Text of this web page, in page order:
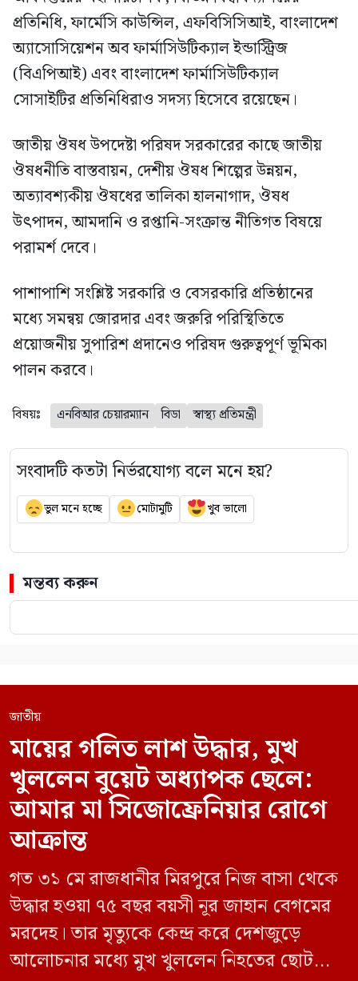
প্রতিনিধি, ফার্মেসি কাউন্সিল, এফবিসিসিআই, বাংলাদেশ
অ্যাসোসিয়েশন অব ফার্মাসিউটিক্যাল ইন্ডাস্ট্রিজ
(বিএপিআই) এবং বাংলাদেশ ফার্মাসিউটিক্যাল
সোসাইটির প্রতিনিধিরাও সদস্য হিসেবে রয়েছেন।
জাতীয় ঔষধ উপদেষ্টা পরিষদ সরকারের কাছে জাতীয়
ঔষধনীতি বাস্তবায়ন, দেশীয় ঔষধ শিল্পের উন্নয়ন,
অত্যাবশ্যকীয় ঔষধের তালিকা হালনাগাদ, ঔষধ
উৎপাদন, আমদানি ও রপ্তানি-সংক্রান্ত নীতিগত বিষয়ে
পরামর্শ দেবে।
পাশাপাশি সংশ্লিষ্ট সরকারি ও বেসরকারি প্রতিষ্ঠানের
মধ্যে সমন্বয় জোরদার এবং জরুরি পরিস্থিতিতে
প্রয়োজনীয় সুপারিশ প্রদানেও পরিষদ গুরুত্বপূর্ণ ভূমিকা
পালন করবে।
বিষয়ঃ এনবিআর চেয়ারম্যান বিডা স্বাস্থ্য প্রতিমন্ত্রী
সংবাদটি কতটা নির্ভরযোগ্য বলে মনে হয়?
ভুল মনে হচ্ছে মোটামুটি খুব ভালো
মন্তব্য করুন
জাতীয়
মায়ের গলিত লাশ উদ্ধার, মুখ
খুললেন বুয়েট অধ্যাপক ছেলে:
আমার মা সিজোফ্রেনিয়ার রোগে
আক্রান্ত
গত ৩১ মে রাজধানীর মিরপুরে নিজ বাসা থেকে
উদ্ধার হওয়া ৭৫ বছর বয়সী নূর জাহান বেগমের
মরদেহ। তার মৃত্যুকে কেন্দ্র করে দেশজুড়ে
আলোচনার মধ্যে মুখ খুললেন নিহতের ছোট